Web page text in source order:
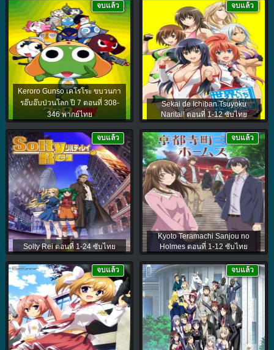
Keroro Gunso เคโรโระ ขบวนกา
รอ๊บอ๊บป่วนโลก ปี 7 ตอนที่ 308-
346 พากย์ไทย
จบแล้ว
Sekai de Ichiban Tsuyoku
Naritai! ตอนที่ 1-12 ซับไทย
จบแล้ว
Solty Rei ตอนที่ 1-24 ซับไทย
จบแล้ว
Kyoto Teramachi Sanjou no
Holmes ตอนที่ 1-12 ซับไทย
จบแล้ว
จบแล้ว จบแล้ว